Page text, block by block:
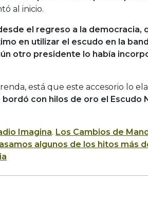
al inicio.
el regreso a la democracia,
en utilizar el escudo en la
otro presidente lo había
está que este accesorio lo
bordó con hilos de oro el Escudo
Imagina. Los Cambios de
algunos de los hitos más